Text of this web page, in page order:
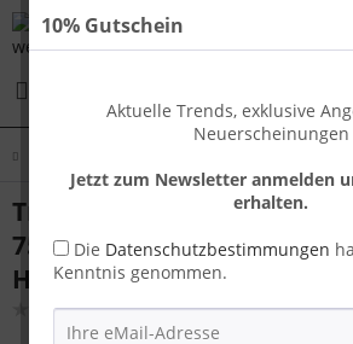
Travelhouse Capri großer
75 x 48 x 29 cm |
Hartschale | TSA-Schloss,
10% Gutschein
Aktuelle Trends, exklusive
Neuerscheinungen
Jetzt zum Newsletter anmelden
erhalten.
Die Datenschutzbestimmungen
Kenntnis genommen.